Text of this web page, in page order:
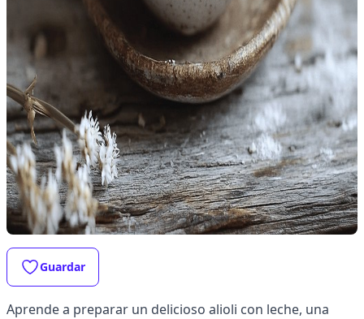
Guardar
Aprende a preparar un delicioso alioli con leche, una